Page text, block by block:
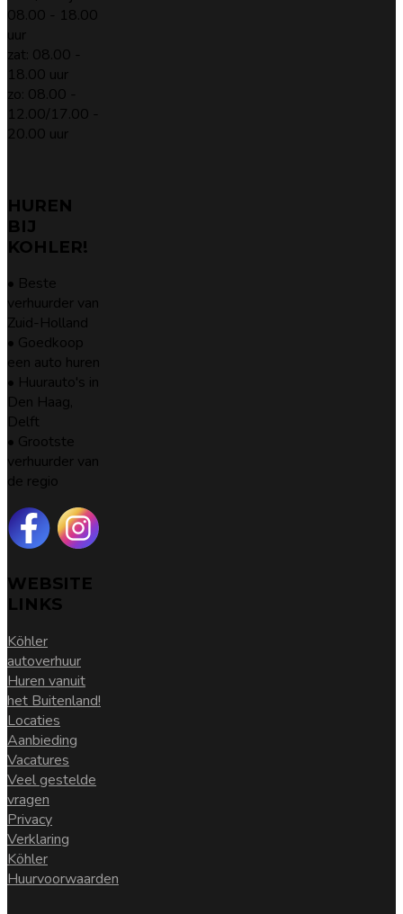
08.00 - 18.00
uur
zat: 08.00 -
18.00 uur
zo: 08.00 -
12.00/17.00 -
20.00 uur
HUREN
BIJ
KOHLER!
• Beste
verhuurder van
Zuid-Holland
• Goedkoop
een auto huren
• Huurauto's in
Den Haag,
Delft
• Grootste
verhuurder van
de regio
WEBSITE
LINKS
Köhler
autoverhuur
Huren vanuit
het Buitenland!
Locaties
Aanbieding
Vacatures
Veel gestelde
vragen
Privacy
Verklaring
Köhler
Huurvoorwaarden